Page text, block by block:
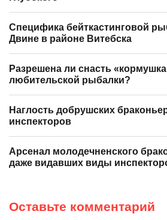
Специфика бейткастинговой
Двине в районе Витебска
Разрешена ли снасть
любительской рыбалки?
Наглость добрушских
инспекторов
Арсенал молодечненского
даже видавших виды
Оставьте комментарий